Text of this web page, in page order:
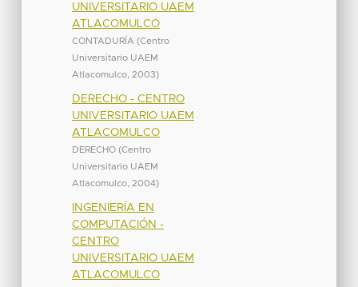
UNIVERSITARIO UAEM
ATLACOMULCO
CONTADURÍA (Centro
Universitario UAEM
Atlacomulco, 2003)
DERECHO - CENTRO
UNIVERSITARIO UAEM
ATLACOMULCO
DERECHO (Centro
Universitario UAEM
Atlacomulco, 2004)
INGENIERÍA EN
COMPUTACIÓN -
CENTRO
UNIVERSITARIO UAEM
ATLACOMULCO